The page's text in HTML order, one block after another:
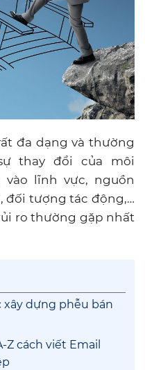
đa dạng và thường
thay đổi của môi
lĩnh vực, nguồn
đối tượng tác động,…
ro thường gặp nhất
xây dựng phễu bán
Z cách viết Email